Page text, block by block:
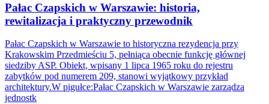
Pałac Czapskich w Warszawie: historia,
rewitalizacja i praktyczny przewodnik
Pałac Czapskich w Warszawie to historyczna rezydencja przy
Krakowskim Przedmieściu 5, pełniąca obecnie funkcję głównej
siedziby ASP. Obiekt, wpisany 1 lipca 1965 roku do rejestru
zabytków pod numerem 209, stanowi wyjątkowy przykład
architektury.W pigułce:Pałac Czapskich w Warszawie zarządza
jednostk